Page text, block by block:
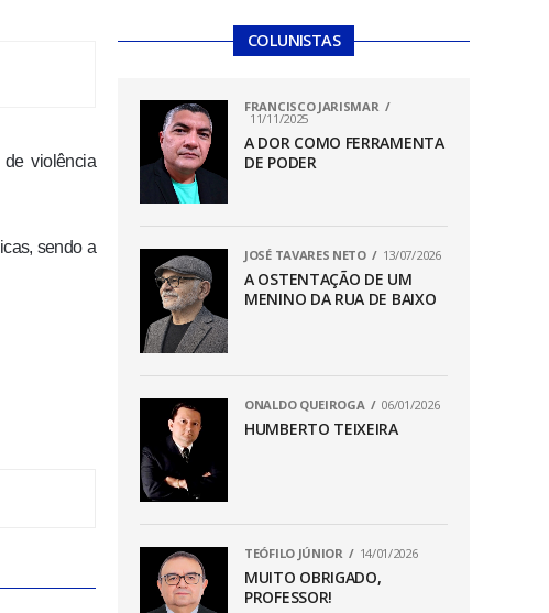
de violência
sendo a
COLUNISTAS
FRANCISCO JARISMAR
11/11/2025
A DOR COMO FERRAMENTA
DE PODER
JOSÉ TAVARES NETO 13/07/2026
A OSTENTAÇÃO DE UM
MENINO DA RUA DE BAIXO
ONALDO QUEIROGA 06/01/2026
HUMBERTO TEIXEIRA
TEÓFILO JÚNIOR 14/01/2026
MUITO OBRIGADO,
PROFESSOR!